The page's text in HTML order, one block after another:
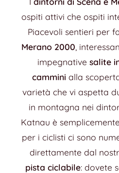
ospiti attivi che ospiti
Piacevoli sentieri per
Merano 2000 ,
impegnative salite
cammini alla
varietà che vi aspetta
in montagna nei
Katnau è
per i ciclisti ci sono
direttamente dal
pista ciclabile: dovete